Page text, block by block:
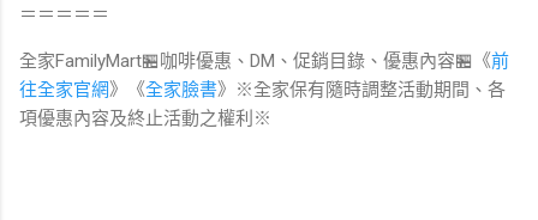
＝＝＝＝＝
全家FamilyMart🏪咖啡優惠、DM、促銷目錄、優惠內容🏪《前
往全家官網》《全家臉書》※全家保有隨時調整活動期間、各
項優惠內容及終止活動之權利※